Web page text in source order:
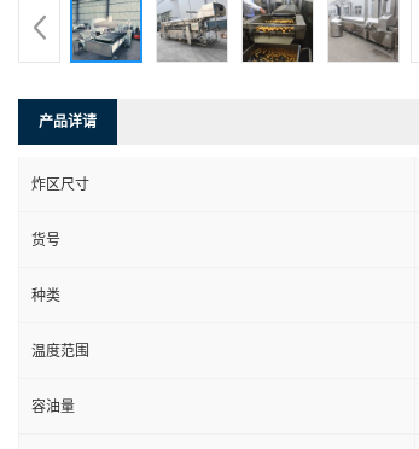
产品详请
炸区尺寸
货号
种类
温度范围
容油量